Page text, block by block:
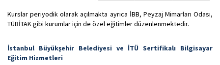
Kurslar periyodik olarak açılmakta ayrıca İBB, Peyzaj Mimarları Odası,
TÜBİTAK gibi kurumlar için de özel eğitimler düzenlenmektedir.
İstanbul Büyükşehir Belediyesi ve İTÜ Sertifikalı Bilgisayar
Eğitim Hizmetleri